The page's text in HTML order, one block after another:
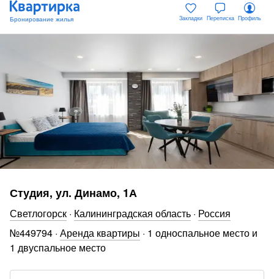
Закладки Переписка Профиль
Студия, ул. Динамо, 1А
Светлогорск · Калининградская область · Россия
№449794 · Аренда квартиры · 1 односпальное место и
1 двуспальное место